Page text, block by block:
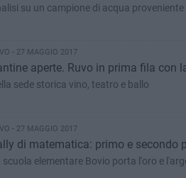
su un campione di acqua
- 27 MAGGIO 2017
aperte. Ruvo in prima fila con
sede storica vino, teatro e ballo
- 27 MAGGIO 2017
di matematica: primo e secondo
scuola elementare Bovio porta l'oro e